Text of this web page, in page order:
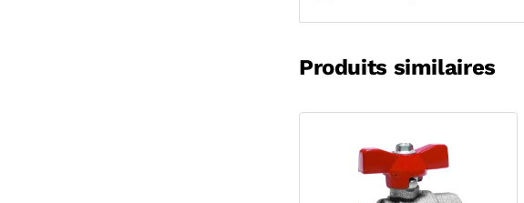
Produits similaires